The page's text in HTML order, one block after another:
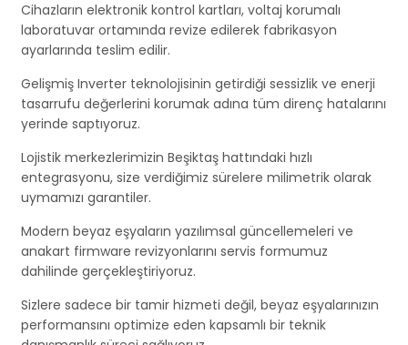
Cihazların elektronik kontrol kartları, voltaj korumalı
laboratuvar ortamında revize edilerek fabrikasyon
ayarlarında teslim edilir.
Gelişmiş Inverter teknolojisinin getirdiği sessizlik ve enerji
tasarrufu değerlerini korumak adına tüm direnç hatalarını
yerinde saptıyoruz.
Lojistik merkezlerimizin Beşiktaş hattındaki hızlı
entegrasyonu, size verdiğimiz sürelere milimetrik olarak
uymamızı garantiler.
Modern beyaz eşyaların yazılımsal güncellemeleri ve
anakart firmware revizyonlarını servis formumuz
dahilinde gerçekleştiriyoruz.
Sizlere sadece bir tamir hizmeti değil, beyaz eşyalarınızın
performansını optimize eden kapsamlı bir teknik